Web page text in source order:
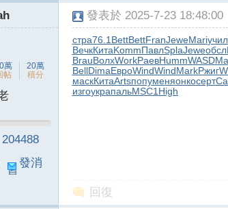
萬
帖
20萬
積分
204488
發消
息
發表於 2025-7-23 18:48:00
стра76.1 BettBettFranJeweMariучил
ВечкКитаKommПавлSplaJeweобсл
BrauВолхWorkРаевHummWASD
BellDimaЕвроWindWindMarkРжиг
маскКитаArtsпопуменяонкосерт
изгоукрапальMSC1 High
回復